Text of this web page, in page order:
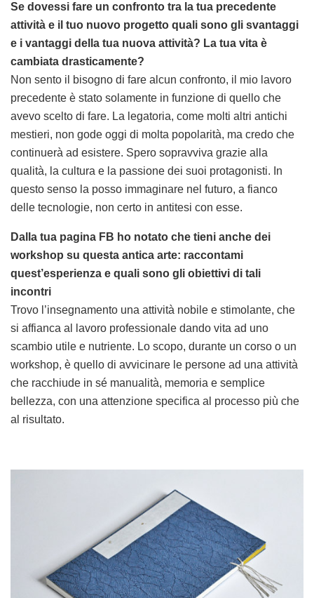
Se dovessi fare un confronto tra la tua precedente
attività e il tuo nuovo progetto quali sono gli svantaggi
e i vantaggi della tua nuova attività? La tua vita è
cambiata drasticamente?
Non sento il bisogno di fare alcun confronto, il mio lavoro
precedente è stato solamente in funzione di quello che
avevo scelto di fare. La legatoria, come molti altri antichi
mestieri, non gode oggi di molta popolarità, ma credo che
continuerà ad esistere. Spero sopravviva grazie alla
qualità, la cultura e la passione dei suoi protagonisti. In
questo senso la posso immaginare nel futuro, a fianco
delle tecnologie, non certo in antitesi con esse.
Dalla tua pagina FB ho notato che tieni anche dei
workshop su questa antica arte: raccontami
quest’esperienza e quali sono gli obiettivi di tali
incontri
Trovo l’insegnamento una attività nobile e stimolante, che
si affianca al lavoro professionale dando vita ad uno
scambio utile e nutriente. Lo scopo, durante un corso o un
workshop, è quello di avvicinare le persone ad una attività
che racchiude in sé manualità, memoria e semplice
bellezza, con una attenzione specifica al processo più che
al risultato.